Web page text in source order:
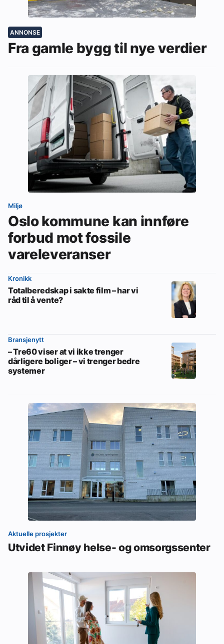
ANNONSE
Fra gamle bygg til nye verdier
Miljø
Oslo kommune kan innføre
forbud mot fossile
vareleveranser
Kronikk
Totalberedskap i sakte film – har vi
råd til å vente?
Bransjenytt
– Tre60 viser at vi ikke trenger
dårligere boliger – vi trenger bedre
systemer
Aktuelle prosjekter
Utvidet Finnøy helse- og omsorgssenter